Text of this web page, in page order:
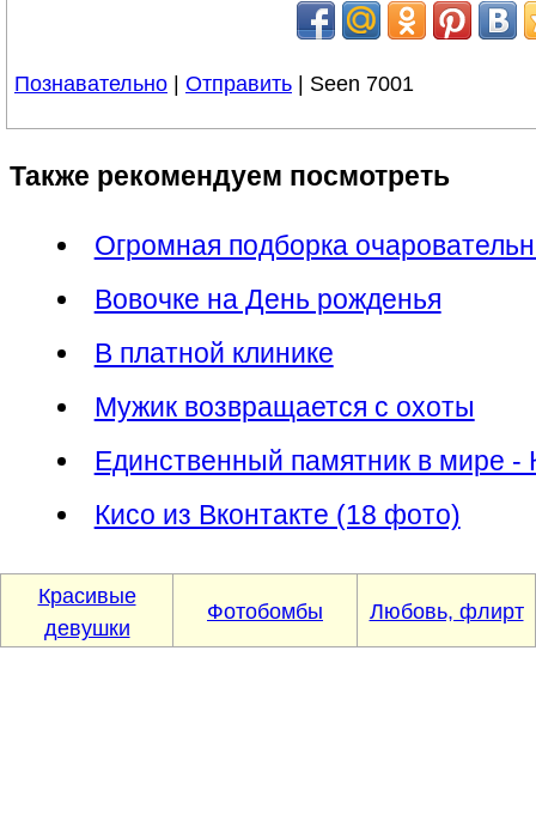
Познавательно | Отправить | Seen 7001
Также рекомендуем посмотреть
Огромная подборка
Вовочке на День рожденья
В платной клинике
Мужик возвращается с охоты
Единственный памятник в мире -
Кисо из Вконтакте (18 фото)
Красивые
девушки
Фотобомбы Любовь, флирт